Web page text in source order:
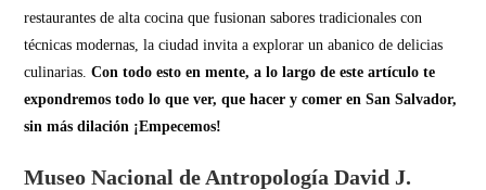
restaurantes de alta cocina que fusionan sabores tradicionales con
técnicas modernas, la ciudad invita a explorar un abanico de delicias
culinarias.Con todo esto en mente, a lo largo de este artículo te
expondremos todo lo que ver, que hacer y comer en San Salvador,
sin más dilación ¡Empecemos!
Museo Nacional de Antropología David J.